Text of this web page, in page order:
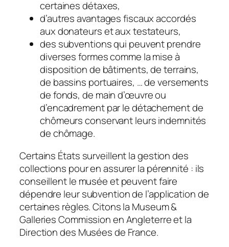
certaines détaxes,
d’autres avantages fiscaux accordés
aux donateurs et aux testateurs,
des subventions qui peuvent prendre
diverses formes comme la mise à
disposition de bâtiments, de terrains,
de bassins portuaires, … de versements
de fonds, de main d’œuvre ou
d’encadrement par le détachement de
chômeurs conservant leurs indemnités
de chômage.
Certains États surveillent la gestion des
collections pour en assurer la pérennité : ils
conseillent le musée et peuvent faire
dépendre leur subvention de l’application de
certaines règles. Citons la Museum &
Galleries Commission en Angleterre et la
Direction des Musées de France.